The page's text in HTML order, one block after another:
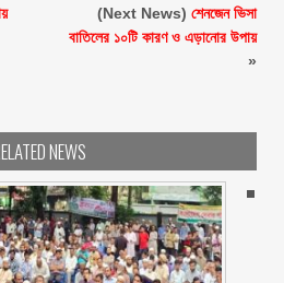
(Next News) শেনজেন ভিসা
বাতিলের ১০টি কারণ ও এড়ানোর উপায়
»
NEWS